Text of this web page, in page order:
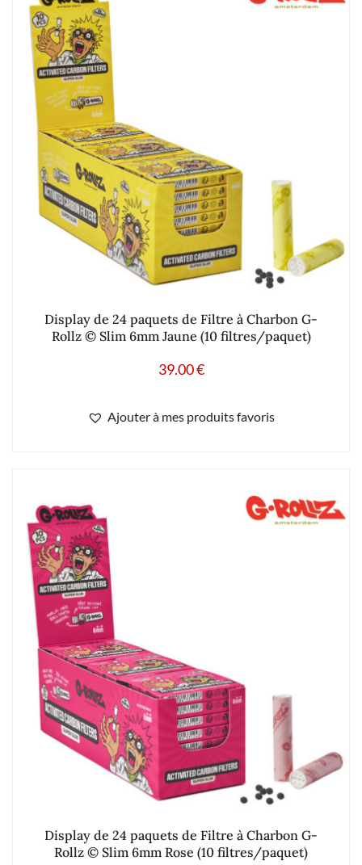
Display de 24 paquets de Filtre à Charbon G-
Rollz © Slim 6mm Jaune (10 filtres/paquet)
39.00€
Ajouter à mes produits favoris
Display de 24 paquets de Filtre à Charbon G-
Rollz © Slim 6mm Rose (10 filtres/paquet)